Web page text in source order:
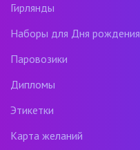
Гирлянды
Наборы для Дня рождения
Паровозики
Дипломы
Этикетки
Карта желаний